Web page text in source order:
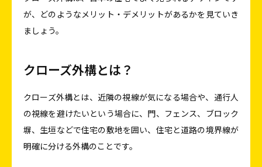
が、どのようなメリット・デメリットがあるかを見ていき
ましょう。
クローズ外構とは？
クローズ外構とは、近隣の視線が気になる場合や、通行人
の視線を避けたいという場合に、門、フェンス、ブロック
塀、生垣などで住宅の敷地を囲い、住宅と道路の境界線が
明確に分ける外構のことです。